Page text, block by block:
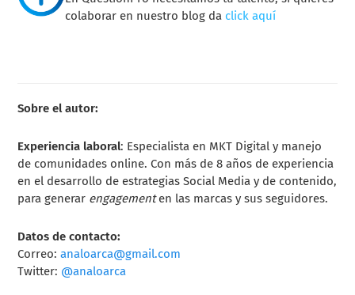
colaborar en nuestro blog da click aquí
Sobre el autor:
Experiencia laboral: Especialista en MKT Digital y manejo
de comunidades online. Con más de 8 años de experiencia
en el desarrollo de estrategias Social Media y de contenido,
para generar engagementen las marcas y sus seguidores.
Datos de contacto:
Correo:analoarca@gmail.com
Twitter: @analoarca